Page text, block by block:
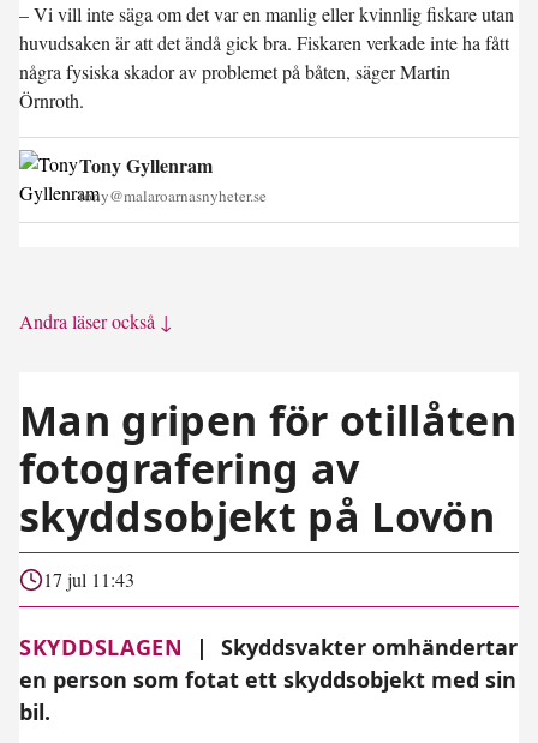
– Vi vill inte säga om det var en manlig eller kvinnlig fiskare utan
huvudsaken är att det ändå gick bra. Fiskaren verkade inte ha fått
några fysiska skador av problemet på båten, säger Martin
Örnroth.
Tony Gyllenram
tony@malaroarnasnyheter.se
Andra läser också ↓
Man gripen för otillåten
fotografering av
skyddsobjekt på Lovön
17 jul 11:43
SKYDDSLAGEN |
Skyddsvakter omhändertar
en person som fotat ett skyddsobjekt med sin
bil.